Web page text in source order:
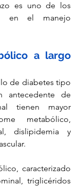
es uno de los
en el manejo
a largo
de diabetes tipo
antecedente de
tienen mayor
metabólico,
dislipidemia y
caracterizado
triglicéridos